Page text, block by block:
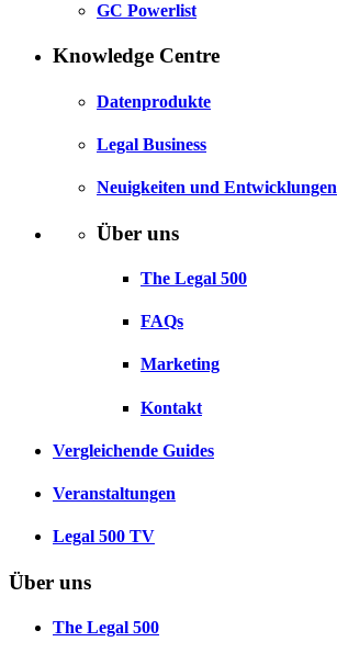
GC Powerlist
Knowledge Centre
Datenprodukte
Legal Business
Neuigkeiten und Entwicklungen
Über uns
The Legal 500
FAQs
Marketing
Kontakt
Vergleichende Guides
Veranstaltungen
Legal 500 TV
Über uns
The Legal 500